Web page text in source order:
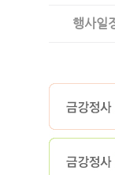
행사일